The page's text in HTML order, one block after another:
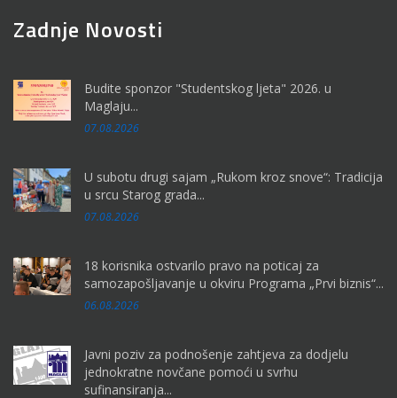
Zadnje Novosti
Budite sponzor "Studentskog ljeta" 2026. u
Maglaju...
07.08.2026
U subotu drugi sajam „Rukom kroz snove“: Tradicija
u srcu Starog grada...
07.08.2026
18 korisnika ostvarilo pravo na poticaj za
samozapošljavanje u okviru Programa „Prvi biznis“...
06.08.2026
Javni poziv za podnošenje zahtjeva za dodjelu
jednokratne novčane pomoći u svrhu
sufinansiranja...